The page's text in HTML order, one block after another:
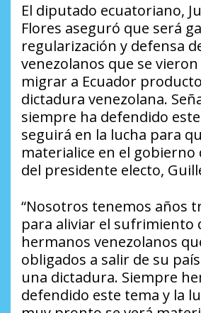
El diputado ecuatoriano,
Flores aseguró que será
regularización y defensa
venezolanos que se
migrar a Ecuador
dictadura venezolana.
siempre ha defendido
seguirá en la lucha para
materialice en el gobierno
del presidente electo,
“Nosotros tenemos años
para aliviar el sufrimiento
hermanos venezolanos
obligados a salir de su
una dictadura. Siempre
defendido este tema y la